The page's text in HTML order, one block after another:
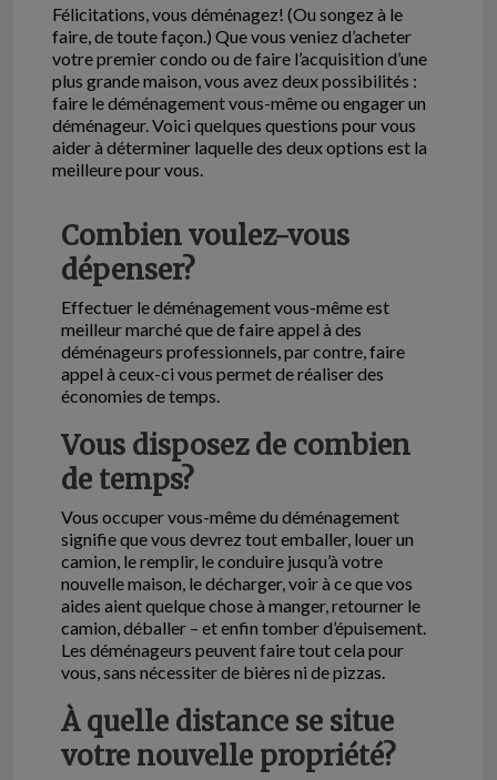
Félicitations, vous déménagez! (Ou songez à le
faire, de toute façon.) Que vous veniez d’acheter
votre premier condo ou de faire l’acquisition d’une
plus grande maison, vous avez deux possibilités :
faire le déménagement vous-même ou engager un
déménageur. Voici quelques questions pour vous
aider à déterminer laquelle des deux options est la
meilleure pour vous.
Combien voulez-vous
dépenser?
Effectuer le déménagement vous-même est
meilleur marché que de faire appel à des
déménageurs professionnels, par contre, faire
appel à ceux-ci vous permet de réaliser des
économies de temps.
Vous disposez de combien
de temps?
Vous occuper vous-même du déménagement
signifie que vous devrez tout emballer, louer un
camion, le remplir, le conduire jusqu’à votre
nouvelle maison, le décharger, voir à ce que vos
aides aient quelque chose à manger, retourner le
camion, déballer – et enfin tomber d’épuisement.
Les déménageurs peuvent faire tout cela pour
vous, sans nécessiter de bières ni de pizzas.
À quelle distance se situe
votre nouvelle propriété?